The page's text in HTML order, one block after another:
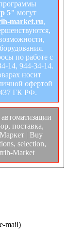
5" могут
market.ru,
по работе с
14, 944-34-14.
носит
офертой
437 ГК РФ.
поставка,
| Buy
selection,
Market
mail)